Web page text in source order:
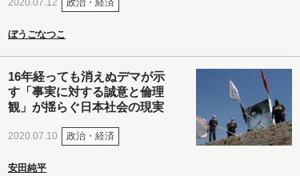
2020.07.12
ぼうごなつこ
16年経っても消えぬデマが示
す「事実に対する誠意と倫理
観」が揺らぐ日本社会の現実
2020.07.10 政治・経済
安田純平